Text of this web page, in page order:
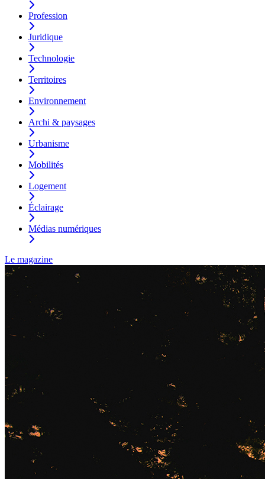
Profession
Juridique
Technologie
Territoires
Environnement
Archi & paysages
Urbanisme
Mobilités
Logement
Éclairage
Médias numériques
Le magazine